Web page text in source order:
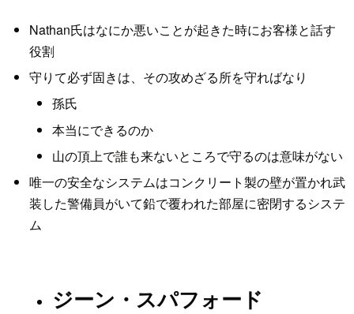
Nathan氏はなにか悪いことが起きた時にお客様と話す
役割
守りて必ず固きは、その攻めざる所を守ればなり
孫氏
本当にできるのか
山の頂上で誰も来ないところで守るのは意味がない
唯一の安全なシステムはコンクリート製の壁が置かれ武
装した警備員がいて鉛で覆われた部屋に密閉するシステ
ム
ジーン・スパフォード